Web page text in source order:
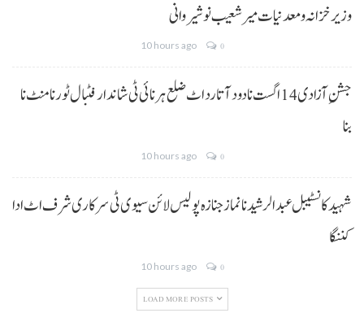
وزیر خزانہ و معدنیات میر شعیب نوشیروانی
10 hours ago 0
جشنِ آزادی 14 اگست نا دود آتا رد اٹ ضلع ہرنائی ٹی شاندار فٹبال ٹورنامنٹ نا
بنا
10 hours ago 0
شہید کانسٹیبل عبدالرشید نا نماز جنازہ پولیس لائن سیوی ٹی سرکاری شرف اٹ ادا
کننگا
10 hours ago 0
LOAD MORE POSTS